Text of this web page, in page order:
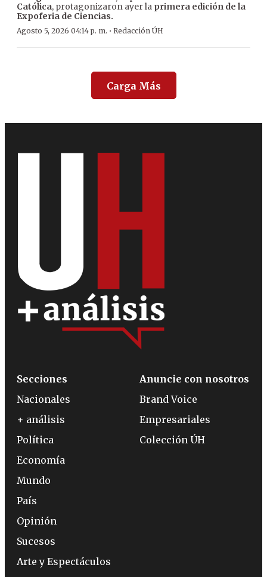
Católica, protagonizaron ayer la primera edición de la
Expoferia de Ciencias.
Agosto 5, 2026 04:14 p. m. · Redacción ÚH
Carga Más
Secciones
Nacionales
+ análisis
Política
Economía
Mundo
País
Opinión
Sucesos
Arte y Espectáculos
Anuncie con nosotros
Brand Voice
Empresariales
Colección ÚH